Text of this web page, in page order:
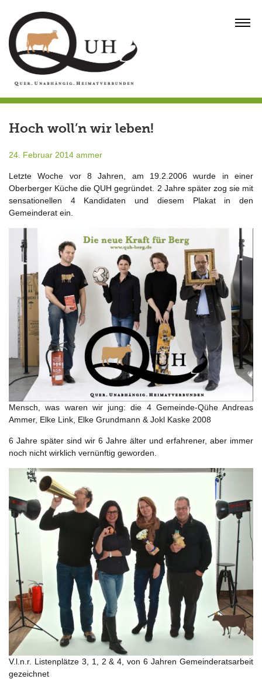
content
Hoch woll’n wir leben!
24. Februar 2014 ammer
Letzte Woche vor 8 Jahren, am 19.2.2006 wurde in einer
Oberberger Küche die QUH gegründet. 2 Jahre später zog sie mit
sensationellen 4 Kandidaten und diesem Plakat in den
Gemeinderat ein.
Mensch, was waren wir jung: die 4 Gemeinde-Qühe Andreas
Ammer, Elke Link, Elke Grundmann & Jokl Kaske 2008
6 Jahre später sind wir 6 Jahre älter und erfahrener, aber immer
noch nicht wirklich vernünftig geworden.
V.l.n.r. Listenplätze 3, 1, 2 & 4, von 6 Jahren Gemeinderatsarbeit
gezeichnet